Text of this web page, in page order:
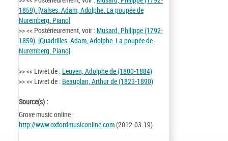
1859). [Valses. Adam, Adolphe. La poupée de
Nuremberg. Piano]
>> << Postérieurement, voir : Musard, Philippe (1792-
1859). [Quadrilles. Adam, Adolphe. La poupée de
Nuremberg. Piano]
>> << Livret de : Leuven, Adolphe de (1800-1884)
>> << Livret de : Beauplan, Arthur de (1823-1890)
Source(s) :
Grove music online :
http://www.oxfordmusiconline.com(2012-03-19)